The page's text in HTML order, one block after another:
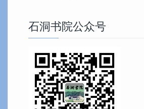
石洞书院公众号